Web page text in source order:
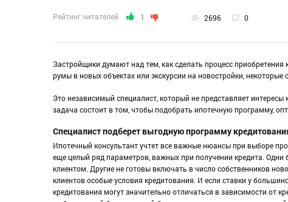
Рейтинг читателей 1 2696 0
Застройщики думают над тем, как сделать процесс
румы в новых объектах или экскурсии на новостройки,
Это независимый специалист, который не представляет
задача состоит в том, чтобы подобрать ипотечную программу,
Специалист подберет выгодную программу
Ипотечный консультант учтет все важные нюансы при выборе
еще целый ряд параметров, важных при получении кредита. Одни
клиентом. Другие не готовы включать в число собственников
клиентов особые условия кредитования. И если ставки у
кредитования могут значительно отличаться в зависимости от